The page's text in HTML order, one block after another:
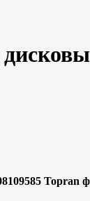
Topran